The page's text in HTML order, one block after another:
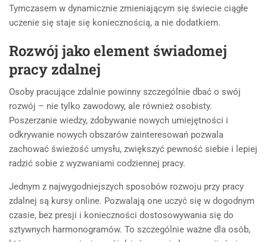
Tymczasem w dynamicznie zmieniającym się świecie ciągłe
uczenie się staje się koniecznością, a nie dodatkiem.
Rozwój jako element świadomej
pracy zdalnej
Osoby pracujące zdalnie powinny szczególnie dbać o swój
rozwój – nie tylko zawodowy, ale również osobisty.
Poszerzanie wiedzy, zdobywanie nowych umiejętności i
odkrywanie nowych obszarów zainteresowań pozwala
zachować świeżość umysłu, zwiększyć pewność siebie i lepiej
radzić sobie z wyzwaniami codziennej pracy.
Jednym z najwygodniejszych sposobów rozwoju przy pracy
zdalnej są kursy online. Pozwalają one uczyć się w dogodnym
czasie, bez presji i konieczności dostosowywania się do
sztywnych harmonogramów. To szczególnie ważne dla osób,